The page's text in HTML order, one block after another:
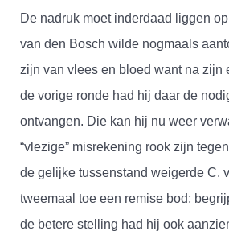
De nadruk moet inderdaad liggen op
van den Bosch wilde nogmaals
zijn van vlees en bloed want na zijn
de vorige ronde had hij daar de
ontvangen. Die kan hij nu weer
“vlezige” misrekening rook zijn
de gelijke tussenstand weigerde C.
tweemaal toe een remise bod;
de betere stelling had hij ook